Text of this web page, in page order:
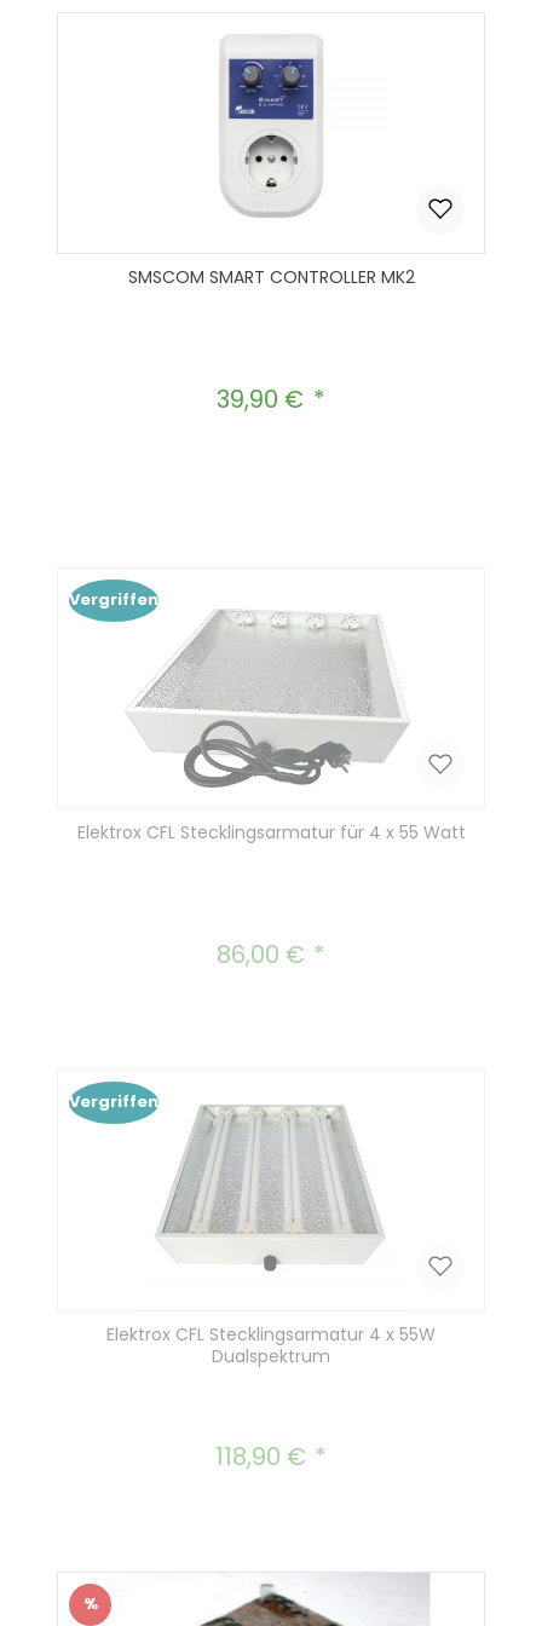
SMSCOM SMART CONTROLLER MK2
Regulärer Preis:
39,90 €
Vergriffen
Elektrox CFL Stecklingsarmatur für 4 x 55 Watt
Regulärer Preis:
86,00 €
Vergriffen
Elektrox CFL Stecklingsarmatur 4 x 55W
Dualspektrum
Regulärer Preis:
118,90 €
%